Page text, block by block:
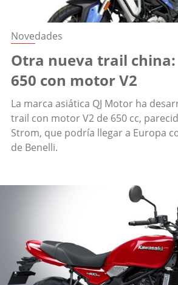
Novedades
Otra nueva trail china:
650 con motor V2
La marca asiática QJ Motor ha
trail con motor V2 de 650 cc,
Strom, que podría llegar a Europa
de Benelli.